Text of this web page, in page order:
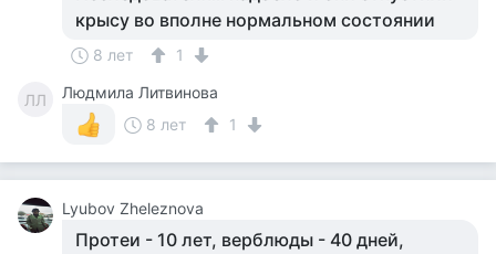
крысу во вполне нормальном состоянии
8 лет 1
ЛЛ
Людмила Литвинова
8 лет
1
Lyubov Zheleznova
Протеи - 10 лет, верблюды - 40 дней,